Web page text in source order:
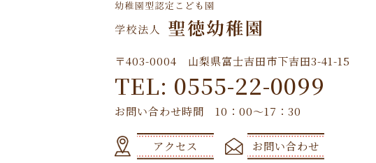
〒403-0004 山梨県富士吉田市下吉田3-41-15
TEL: 0555-22-0099
お問い合わせ時間 10：00～17：30
アクセス お問い合わせ